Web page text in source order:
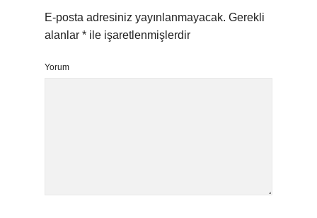
E-posta adresiniz yayınlanmayacak. Gerekli
alanlar * ile işaretlenmişlerdir
Yorum